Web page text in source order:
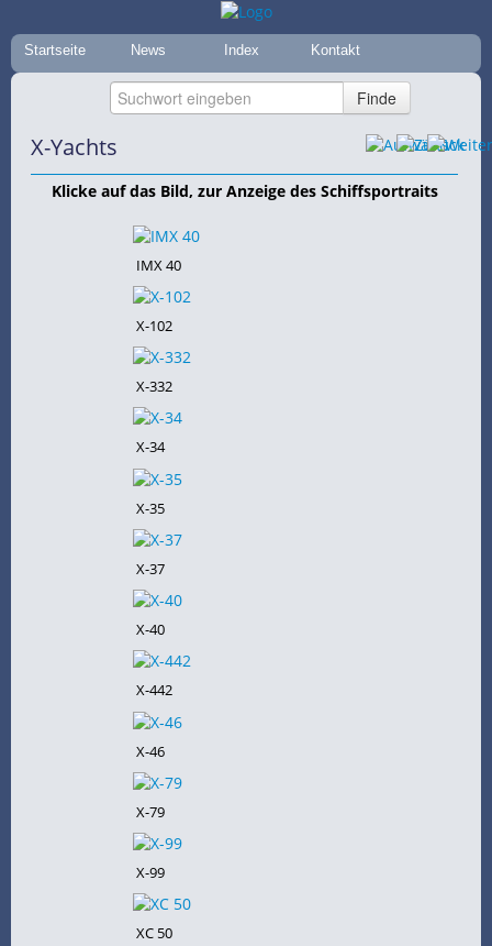
Startseite News Index Kontakt
X-Yachts
Klicke auf das Bild, zur Anzeige des Schiffsportraits
IMX 40
X-102
X-332
X-34
X-35
X-37
X-40
X-442
X-46
X-79
X-99
XC 50